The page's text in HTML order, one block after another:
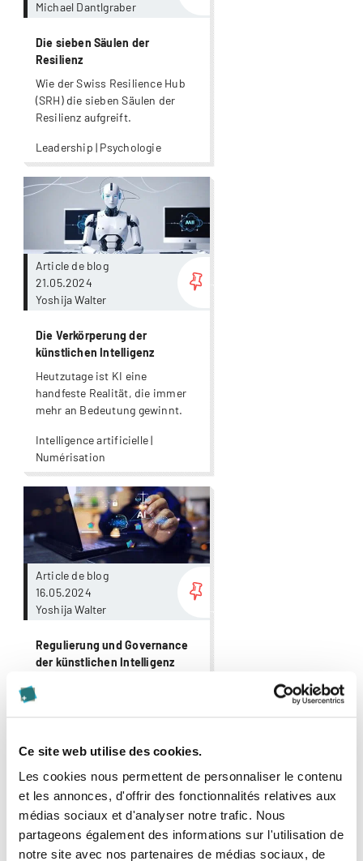
Ce site web utilise des cookies.
Les cookies nous permettent de personnaliser le contenu
et les annonces, d'offrir des fonctionnalités relatives aux
médias sociaux et d'analyser notre trafic. Nous
partageons également des informations sur l'utilisation de
notre site avec nos partenaires de médias sociaux, de
Michael Dantlgraber
Die sieben Säulen der
Resilienz
Wie der Swiss Resilience Hub
(SRH) die sieben Säulen der
Resilienz aufgreift.
Leadership | Psychologie
Article de blog
21.05.2024
Yoshija Walter
Die Verkörperung der
künstlichen Intelligenz
Heutzutage ist KI eine
handfeste Realität, die immer
mehr an Bedeutung gewinnt.
Intelligence artificielle |
Numérisation
Plus
Article de blog
16.05.2024
Yoshija Walter
Regulierung und Governance
der künstlichen Intelligenz
bedeutende Auswirkungen auf
die Wirtschaft und die
Droit | Gestion d'entreprise |
Numérisation
Plus
Plus